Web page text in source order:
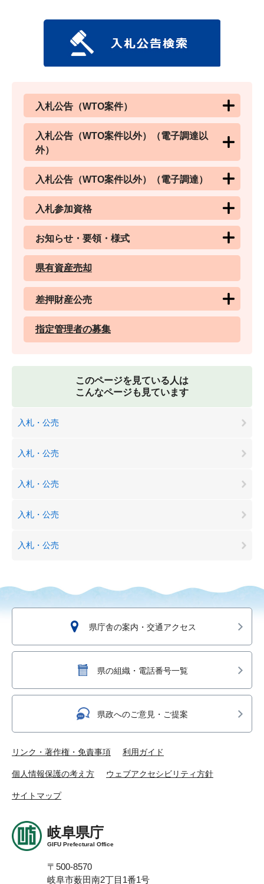
入札公告（WTO案件）
入札公告（WTO案件以外）（電子調達以
外）
入札公告（WTO案件以外）（電子調達）
入札参加資格
お知らせ・要領・様式
県有資産売却
差押財産公売
指定管理者の募集
このページを見ている人は
こんなページも見ています
入札・公売
入札・公売
入札・公売
入札・公売
入札・公売
県庁舎の案内・交通アクセス
県の組織・電話番号一覧
県政へのご意見・ご提案
リンク・著作権・免責事項 利用ガイド
個人情報保護の考え方 ウェブアクセシビリティ方針
サイトマップ
岐阜県庁
GIFU Prefectural Office
〒500-8570
岐阜市薮田南2丁目1番1号